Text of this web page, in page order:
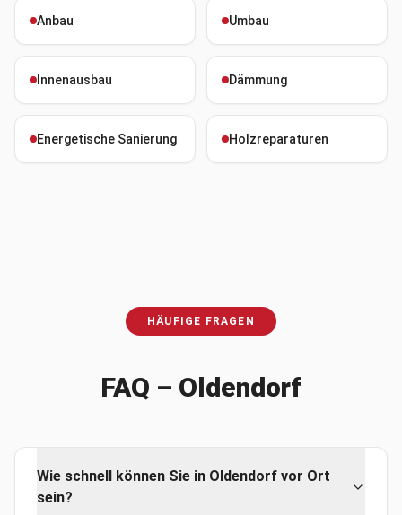
Anbau Umbau
Innenausbau Dämmung
Energetische Sanierung Holzreparaturen
HÄUFIGE FRAGEN
FAQ – Oldendorf
Wie schnell können Sie in Oldendorf vor Ort
sein?